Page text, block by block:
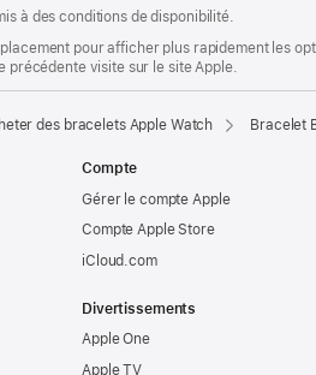
à des conditions de disponibilité.
pour afficher plus rapidement les
précédente visite sur le site Apple.
des bracelets Apple Watch Bracelet
Compte
Gérer le compte Apple
Compte Apple Store
iCloud.com
Divertissements
Apple One
Apple TV